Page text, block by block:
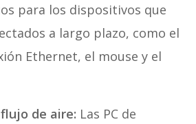
para los dispositivos que
a largo plazo, como el
Ethernet, el mouse y el
de aire: Las PC de